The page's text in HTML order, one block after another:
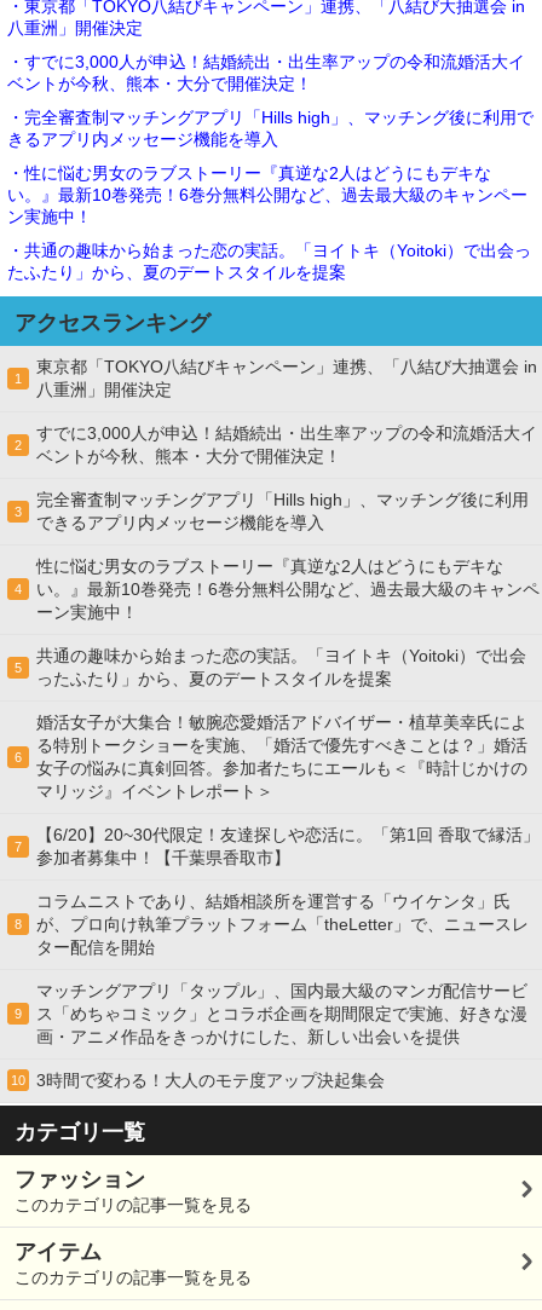
・東京都「TOKYO八結びキャンペーン」連携、「八結び大抽選会 in
八重洲」開催決定
・すでに3,000人が申込！結婚続出・出生率アップの令和流婚活大イ
ベントが今秋、熊本・大分で開催決定！
・完全審査制マッチングアプリ「Hills high」、マッチング後に利用で
きるアプリ内メッセージ機能を導入
・性に悩む男女のラブストーリー『真逆な2人はどうにもデキな
い。』最新10巻発売！6巻分無料公開など、過去最大級のキャンペー
ン実施中！
・共通の趣味から始まった恋の実話。「ヨイトキ（Yoitoki）で出会っ
たふたり」から、夏のデートスタイルを提案
アクセスランキング
1
東京都「TOKYO八結びキャンペーン」連携、「八結び大抽選会 in
八重洲」開催決定
2
すでに3,000人が申込！結婚続出・出生率アップの令和流婚活大イ
ベントが今秋、熊本・大分で開催決定！
3
完全審査制マッチングアプリ「Hills high」、マッチング後に利用
できるアプリ内メッセージ機能を導入
4
性に悩む男女のラブストーリー『真逆な2人はどうにもデキな
い。』最新10巻発売！6巻分無料公開など、過去最大級のキャンペ
ーン実施中！
5
共通の趣味から始まった恋の実話。「ヨイトキ（Yoitoki）で出会
ったふたり」から、夏のデートスタイルを提案
6
婚活女子が大集合！敏腕恋愛婚活アドバイザー・植草美幸氏によ
る特別トークショーを実施、「婚活で優先すべきことは？」婚活
女子の悩みに真剣回答。参加者たちにエールも＜『時計じかけの
マリッジ』イベントレポート＞
7
【6/20】20~30代限定！友達探しや恋活に。「第1回 香取で縁活」
参加者募集中！【千葉県香取市】
8
コラムニストであり、結婚相談所を運営する「ウイケンタ」氏
が、プロ向け執筆プラットフォーム「theLetter」で、ニュースレ
ター配信を開始
9
マッチングアプリ「タップル」、国内最大級のマンガ配信サービ
ス「めちゃコミック」とコラボ企画を期間限定で実施、好きな漫
画・アニメ作品をきっかけにした、新しい出会いを提供
10 3時間で変わる！大人のモテ度アップ決起集会
カテゴリ一覧
ファッション
このカテゴリの記事一覧を見る
アイテム
このカテゴリの記事一覧を見る